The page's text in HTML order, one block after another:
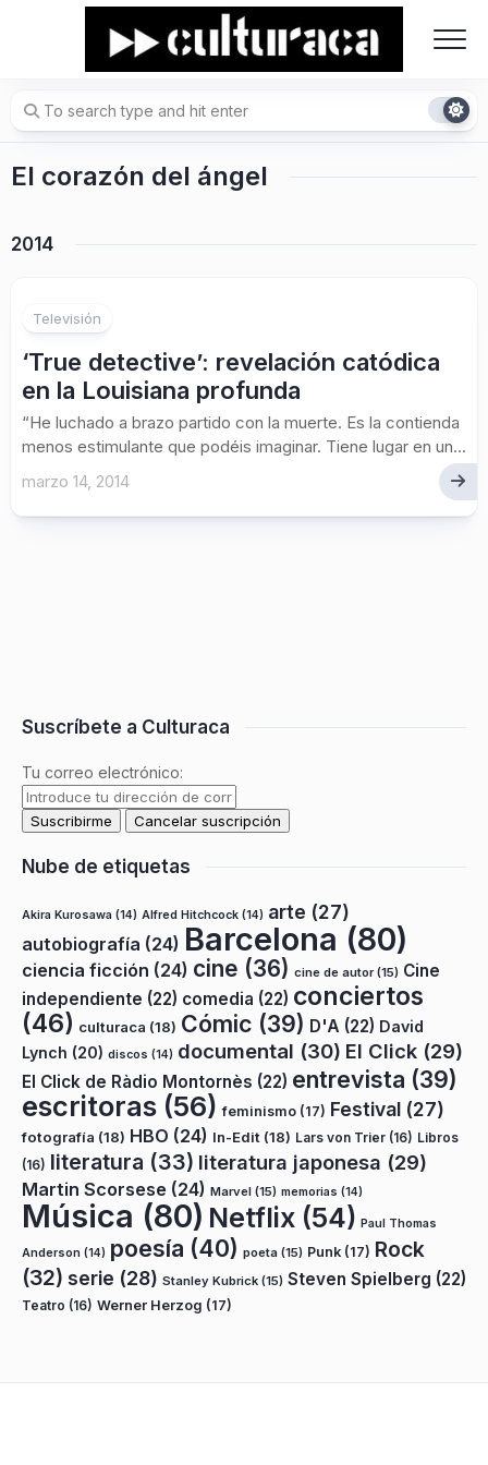
El corazón del ángel
2014
Televisión
‘True detective’: revelación catódica
en la Louisiana profunda
“He luchado a brazo partido con la muerte. Es la contienda
menos estimulante que podéis imaginar. Tiene lugar en un...
marzo 14, 2014
Suscríbete a Culturaca
Tu correo electrónico:
Nube de etiquetas
Akira Kurosawa (14) Alfred Hitchcock (14) arte (27)
autobiografía (24) Barcelona (80)
ciencia ficción (24) cine (36) cine de autor(15) Cine
independiente (22) comedia (22) conciertos
(46) culturaca (18) Cómic (39) D'A (22) David
Lynch (20) discos (14) documental (30) El Click (29)
El Click de Ràdio Montornès (22) entrevista (39)
escritoras (56) feminismo (17) Festival (27)
fotografía (18) HBO (24) In-Edit (18) Lars von Trier (16) Libros
(16) literatura (33) literatura japonesa (29)
Martin Scorsese (24) Marvel (15) memorias (14)
Música (80) Netflix (54) Paul Thomas
Anderson (14) poesía (40) poeta (15) Punk (17) Rock
(32) serie (28) Stanley Kubrick (15) Steven Spielberg (22)
Teatro (16) Werner Herzog (17)